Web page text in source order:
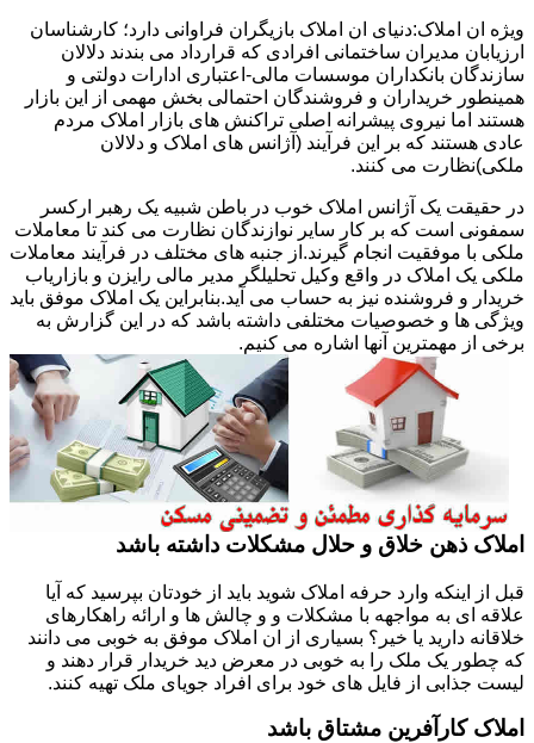
ویژه ان املاک:دنیای ان املاک بازیگران فراوانی دارد؛ کارشناسان
ارزیابان مدیران ساختمانی افرادی که قرارداد می بندند دلالان
سازندگان بانکداران موسسات مالی-اعتباری ادارات دولتی و
همینطور خریداران و فروشندگان احتمالی بخش مهمی از این بازار
هستند اما نیروی پیشرانه اصلی تراکنش های بازار املاک مردم
عادی هستند که بر این فرآیند (آژانس های املاک و دلالان
ملکی)نظارت می کنند.
در حقیقت یک آژانس املاک خوب در باطن شبیه یک رهبر ارکسر
سمفونی است که بر کار سایر نوازندگان نظارت می کند تا معاملات
ملکی با موفقیت انجام گیرند.از جنبه های مختلف در فرآیند معاملات
ملکی یک املاک در واقع وکیل تحلیلگر مدیر مالی رایزن و بازاریاب
خریدار و فروشنده نیز به حساب می آید.بنابراین یک املاک موفق باید
ویژگی ها و خصوصیات مختلفی داشته باشد که در این گزارش به
برخی از مهمترین آنها اشاره می کنیم.
املاک ذهن خلاق و حلال مشکلات داشته باشد
قبل از اینکه وارد حرفه املاک شوید باید از خودتان بپرسید که آیا
علاقه ای به مواجهه با مشکلات و و چالش ها و ارائه راهکارهای
خلاقانه دارید یا خیر؟ بسیاری از ان املاک موفق به خوبی می دانند
که چطور یک ملک را به خوبی در معرض دید خریدار قرار دهند و
لیست جذابی از فایل های خود برای افراد جویای ملک تهیه کنند.
املاک کارآفرین مشتاق باشد